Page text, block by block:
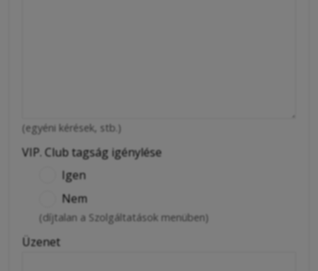
(egyéni kérések, stb.)
VIP. Club tagság igénylése
Igen
Nem
(díjtalan a Szolgáltatások menüben)
Üzenet